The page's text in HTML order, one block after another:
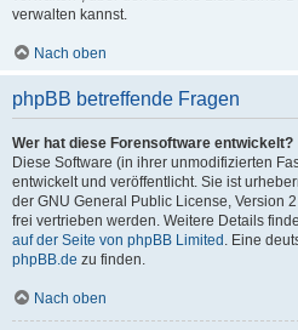
verwalten kannst.
Nach oben
phpBB betreffende Fragen
Wer hat diese Forensoftware entwickelt?
Diese Software (in ihrer unmodifizierten
entwickelt und veröffentlicht. Sie ist
der GNU General Public License, Version
frei vertrieben werden. Weitere Details
auf der Seite von phpBB Limited . Eine
phpBB.de zu finden.
Nach oben